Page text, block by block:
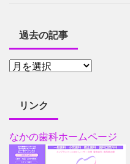
過去の記事
リンク
なかの歯科ホームページ